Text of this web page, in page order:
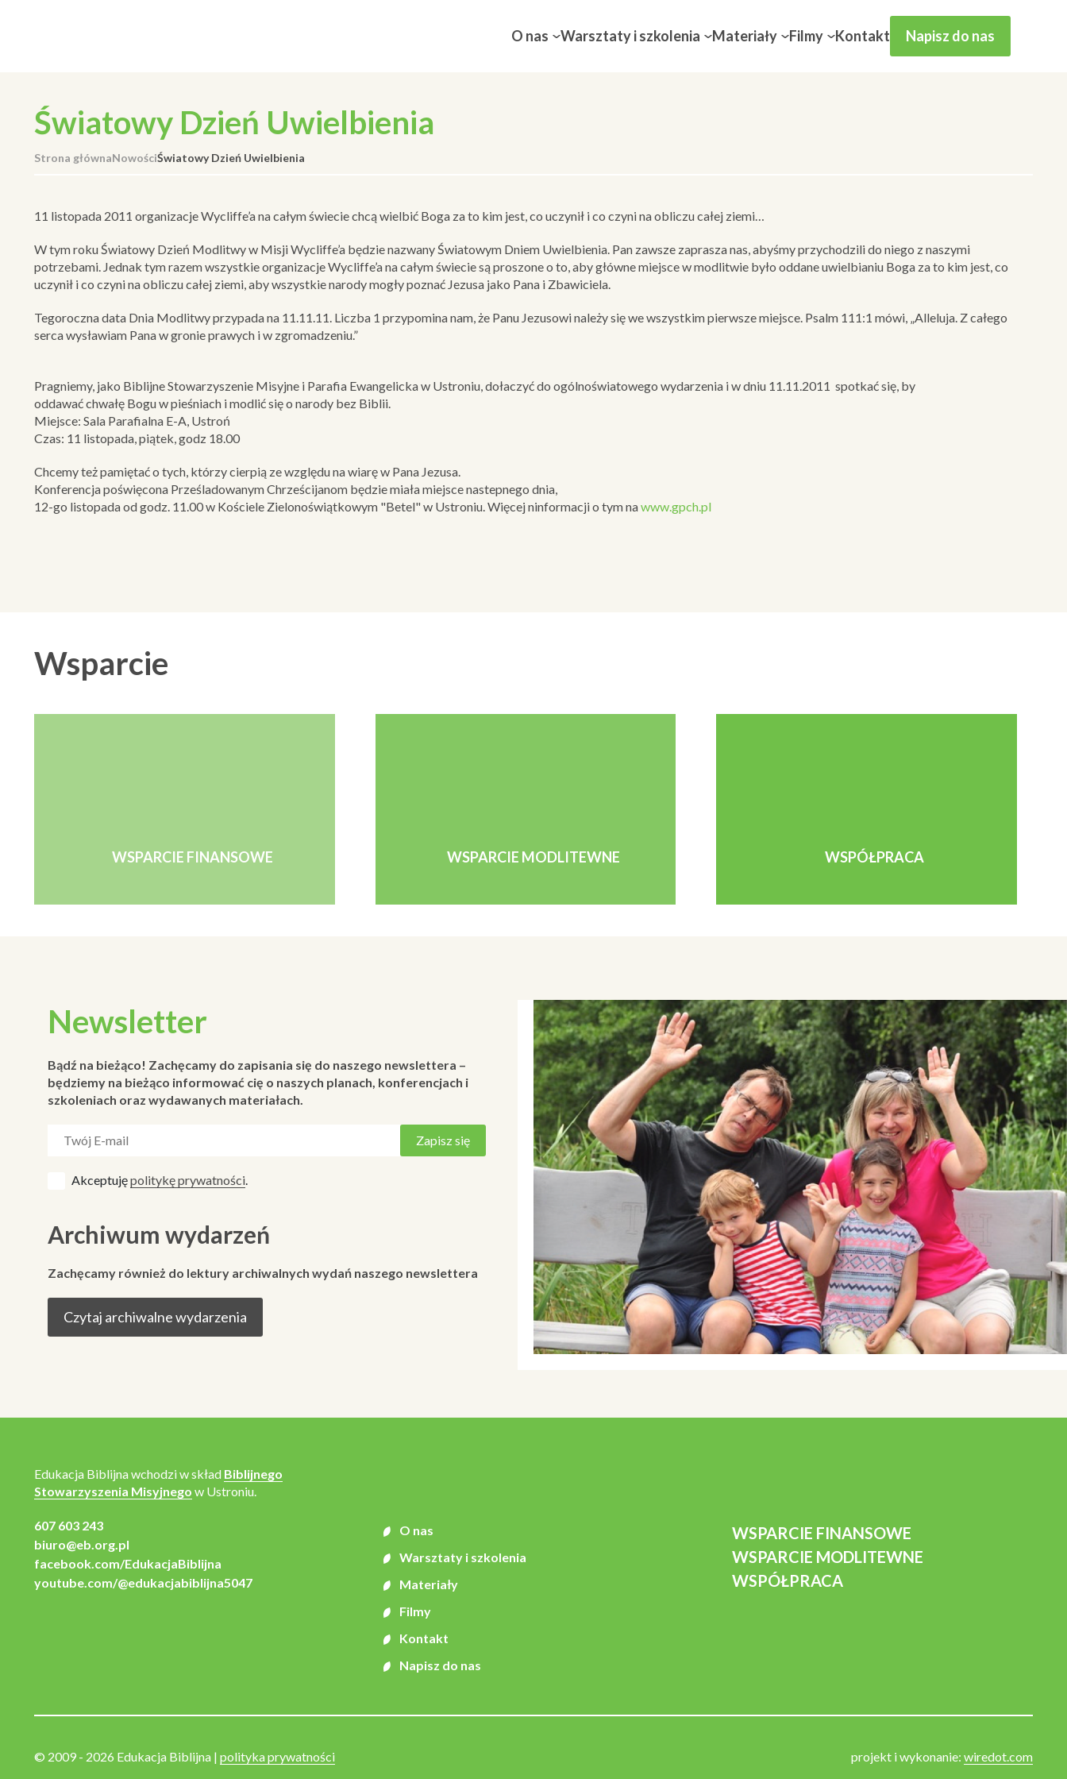
O nas Warsztaty i szkolenia Materiały Filmy Kontakt Napisz do nas
Światowy Dzień Uwielbienia
Strona głównaNowościŚwiatowy Dzień Uwielbienia
11 listopada 2011 organizacje Wycliffe’a na całym świecie chcą wielbić Boga za to kim jest, co uczynił i co czyni na obliczu całej ziemi…
W tym roku Światowy Dzień Modlitwy w Misji Wycliffe’a będzie nazwany Światowym Dniem Uwielbienia. Pan zawsze zaprasza nas, abyśmy przychodzili do niego z naszymi
potrzebami. Jednak tym razem wszystkie organizacje Wycliffe’a na całym świecie są proszone o to, aby główne miejsce w modlitwie było oddane uwielbianiu Boga za to kim jest, co
uczynił i co czyni na obliczu całej ziemi, aby wszystkie narody mogły poznać Jezusa jako Pana i Zbawiciela.
Tegoroczna data Dnia Modlitwy przypada na 11.11.11. Liczba 1 przypomina nam, że Panu Jezusowi należy się we wszystkim pierwsze miejsce. Psalm 111:1 mówi, „Alleluja. Z całego
serca wysławiam Pana w gronie prawych i w zgromadzeniu.”
Pragniemy, jako Biblijne Stowarzyszenie Misyjne i Parafia Ewangelicka w Ustroniu, dołaczyć do ogólnoświatowego wydarzenia i w dniu 11.11.2011 spotkać się, by
oddawać chwałę Bogu w pieśniach i modlić się o narody bez Biblii.
Miejsce: Sala Parafialna E-A, Ustroń
Czas: 11 listopada, piątek, godz 18.00
Chcemy też pamiętać o tych, którzy cierpią ze względu na wiarę w Pana Jezusa.
Konferencja poświęcona Prześladowanym Chrześcijanom będzie miała miejsce nastepnego dnia,
12-go listopada od godz. 11.00 w Kościele Zielonoświątkowym "Betel" w Ustroniu. Więcej ninformacji o tym nawww.gpch.pl
Wsparcie
WSPARCIE FINANSOWE WSPARCIE MODLITEWNE WSPÓŁPRACA
Newsletter
Bądź na bieżąco! Zachęcamy do zapisania się do naszego newslettera –
będziemy na bieżąco informować cię o naszych planach, konferencjach i
szkoleniach oraz wydawanych materiałach.
Akceptujępolitykę prywatności
Archiwum wydarzeń
Zachęcamy również do lektury archiwalnych wydań naszego newslettera
Czytaj archiwalne wydarzenia
Edukacja Biblijna wchodzi w skład Biblijnego
Stowarzyszenia Misyjnego w Ustroniu.
607 603 243
biuro@eb.org.pl
facebook.com/EdukacjaBiblijna
youtube.com/@edukacjabiblijna5047
O nas
Warsztaty i szkolenia
Materiały
Filmy
Kontakt
Napisz do nas
WSPARCIE FINANSOWE
WSPARCIE MODLITEWNE
WSPÓŁPRACA
© 2009 - 2026 Edukacja Biblijna | polityka prywatności projekt i wykonanie:wiredot.com